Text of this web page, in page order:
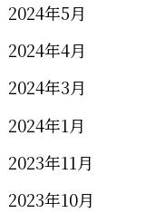
2024年5月
2024年4月
2024年3月
2024年1月
2023年11月
2023年10月